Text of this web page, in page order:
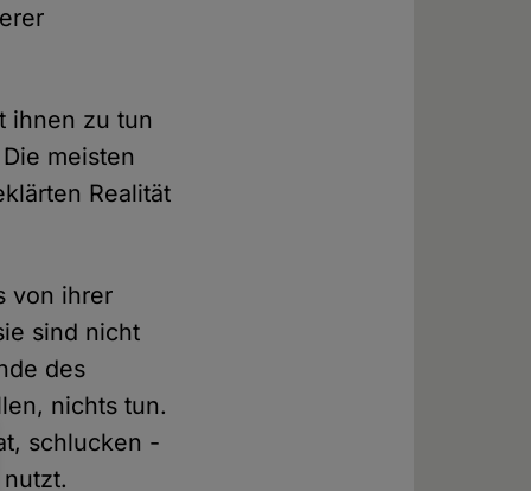
ihnen zu tun
meisten
Realität
von ihrer
sind nicht
des
nichts tun.
schlucken -